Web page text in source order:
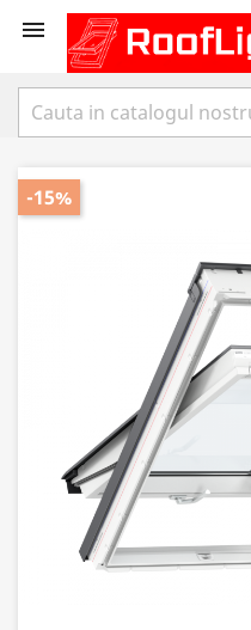

-15%